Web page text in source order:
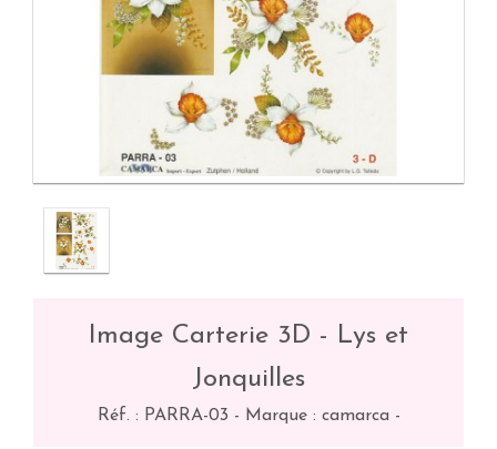
Image Carterie 3D - Lys et
Jonquilles
Réf. : PARRA-03 - Marque : camarca -